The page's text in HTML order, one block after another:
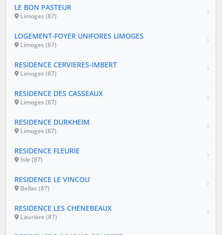
LE BON PASTEUR
Limoges (87)
LOGEMENT-FOYER UNIFORES LIMOGES
Limoges (87)
RESIDENCE CERVIERES-IMBERT
Limoges (87)
RESIDENCE DES CASSEAUX
Limoges (87)
RESIDENCE DURKHEIM
Limoges (87)
RESIDENCE FLEURIE
Isle (87)
RESIDENCE LE VINCOU
Bellac (87)
RESIDENCE LES CHENEBEAUX
Laurière (87)